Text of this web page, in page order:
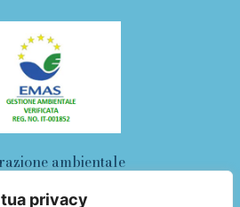
privacy
ambientale